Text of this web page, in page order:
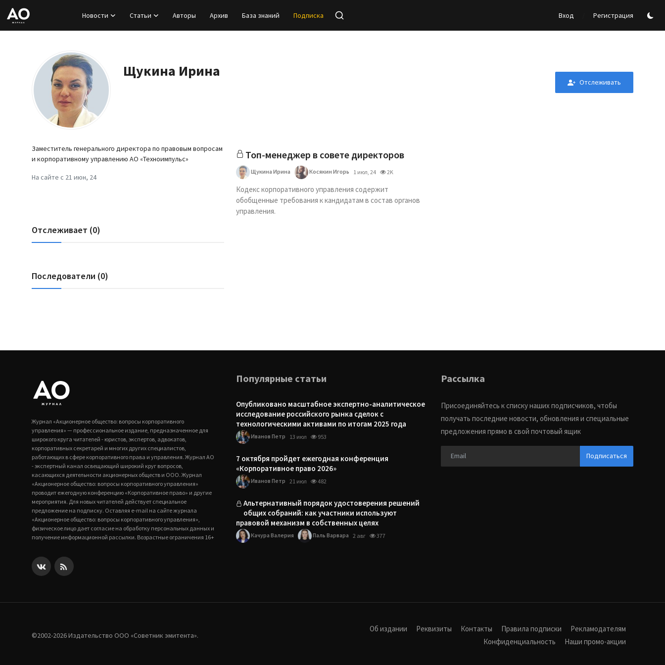
Новости Статьи Авторы Архив База знаний Подписка Вход Регистрация
Регистрация
Новости
Щукина Ирина
Отслеживать
Заместитель генерального директора по правовым вопросам
и корпоративному управлению АО «Техноимпульс»
На сайте с 21 июн, 24
Отслеживает (0)
Последователи (0)
Топ-менеджер в совете директоров
Щукина Ирина Косякин Игорь 1 июл, 24 2K
Кодекс корпоративного управления содержит
обобщенные требования к кандидатам в состав органов
управления.
Журнал «Акционерное общество: вопросы корпоративного
управления» — профессиональное издание, предназначенное для
широкого круга читателей - юристов, экспертов, адвокатов,
корпоративных секретарей и многих других специалистов,
работающих в сфере корпоративного права и управления. Журнал АО
- экспертный канал освещающий широкий круг вопросов,
касающихся деятельности акционерных обществ и ООО. Журнал
«Акционерное общество: вопросы корпоративного управления»
проводит ежегодную конференцию «Корпоративное право» и другие
мероприятия. Для новых читателей действует специальное
предложение на подписку. Оставляя e-mail на сайте журнала
«Акционерное общество: вопросы корпоративного управления»,
физическое лицо дает согласие на обработку персональных данных и
получение информационной рассылки. Возрастные ограничения 16+
Популярные статьи
Опубликовано масштабное экспертно-аналитическое
исследование российского рынка сделок с
технологическими активами по итогам 2025 года
Иванов Петр 13 июл 953
7 октября пройдет ежегодная конференция
«Корпоративное право 2026»
Иванов Петр 21 июл 482
Альтернативный порядок удостоверения решений
общих собраний: как участники используют
правовой механизм в собственных целях
Качура Валерия Паль Варвара 2 авг 377
Рассылка
Присоединяйтесь к списку наших подписчиков, чтобы
получать последние новости, обновления и специальные
предложения прямо в свой почтовый ящик
Подписаться
©2002-2026 Издательство ООО «‎Советник эмитента».
Об издании Реквизиты Контакты Правила подписки
Рекламодателям
Конфиденциальность
Наши промо-акции